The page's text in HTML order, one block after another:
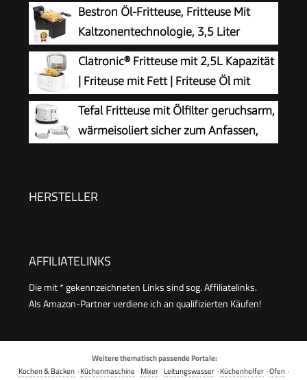
Sichtfenster, Kabelaufbewahrung,
Überhitzungsschutz, Kompaktes Design, FR-
9327
Bestron Öl-Fritteuse, Fritteuse Mit
Kaltzonentechnologie, 3,5 Liter
Fassungsvermögen, Stufenloser
Temperaturregler Bis 190 °C, Teilweise
Spülmaschinengeeignet, 2000 Watt, Schwarz,
AF357B
Clatronic® Fritteuse mit 2,5L Kapazität
| Friteuse mit Fett | Friteuse Öl mit
Geruchs- und Fettdunstfilter &
Antihaft-Ölbehälter | Stufenlos regelbarer
Thermostat | Fritteuse mit Öl - FR 3771
Tefal Fritteuse mit Ölfilter geruchsarm,
wärmeisoliert sicher zum Anfassen,
Pommes Nuggets Snacks, antihaftbeschichtet
HERSTELLER
AFFILIATELINKS
Die mit * gekennzeichneten Links sind sog. Affiliatelinks.
Als Amazon-Partner verdiene ich an qualifizierten Käufen!
Weitere thematisch passende Portale:
Kochen & Backen·Küchenmaschine ·Mixer·Leitungswasser·Küchenhelfer·Ofen·